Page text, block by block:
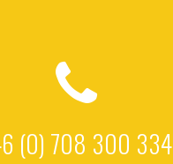
(0) 708 300 334